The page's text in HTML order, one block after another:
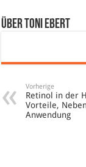
Über Toni Ebert
Vorherige
Retinol in der
Vorteile,
Anwendung